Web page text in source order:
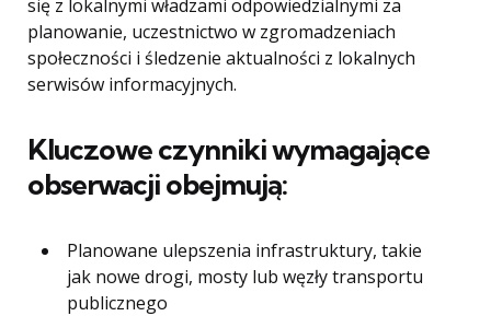
się z lokalnymi władzami odpowiedzialnymi za
planowanie, uczestnictwo w zgromadzeniach
społeczności i śledzenie aktualności z lokalnych
serwisów informacyjnych.
Kluczowe czynniki wymagające
obserwacji obejmują:
Planowane ulepszenia infrastruktury, takie
jak nowe drogi, mosty lub węzły transportu
publicznego